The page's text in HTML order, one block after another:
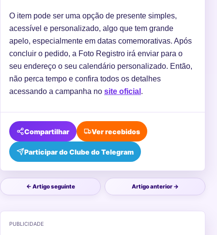
O item pode ser uma opção de presente simples,
acessível e personalizado, algo que tem grande
apelo, especialmente em datas comemorativas. Após
concluir o pedido, a Foto Registro irá enviar para o
seu endereço o seu calendário personalizado. Então,
não perca tempo e confira todos os detalhes
acessando a campanha no site oficial .
Compartilhar
Participar do Clube do Telegram
Ver recebidos
← Artigo seguinte Artigo anterior →
PUBLICIDADE